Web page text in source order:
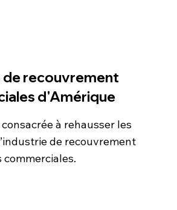
de recouvrement
d'Amérique
à rehausser les
de recouvrement
commerciales.